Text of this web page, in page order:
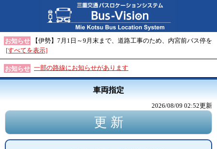
お知らせ
【伊勢】7月1日～9月末まで、道路工事のため、内宮前バス停を
[すべてを表示]
お知らせ 一部の路線にお知らせがあります
車両指定
2026/08/09 02:52更新